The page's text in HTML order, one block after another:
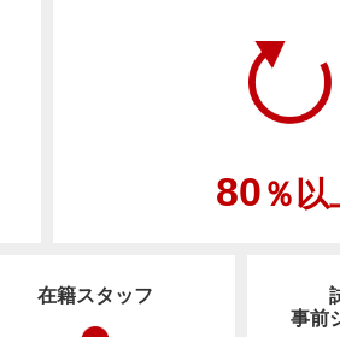
80％以
在籍スタッフ
事前